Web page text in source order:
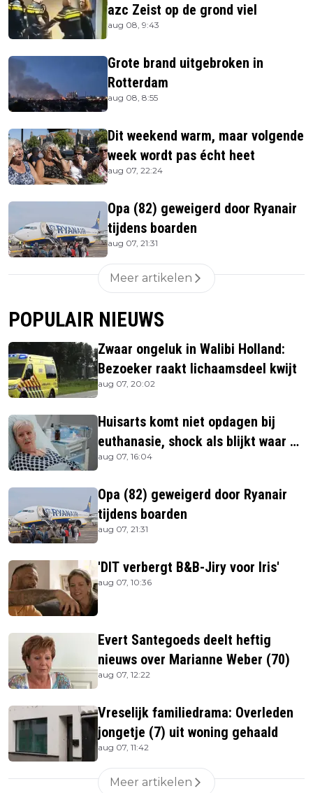
azc Zeist op de grond viel
aug 08, 9:43
Grote brand uitgebroken in
Rotterdam
aug 08, 8:55
Dit weekend warm, maar volgende
week wordt pas écht heet
aug 07, 22:24
Opa (82) geweigerd door Ryanair
tijdens boarden
aug 07, 21:31
Meer artikelen
POPULAIR NIEUWS
Zwaar ongeluk in Walibi Holland:
Bezoeker raakt lichaamsdeel kwijt
aug 07, 20:02
Huisarts komt niet opdagen bij
euthanasie, shock als blijkt waar ze
is
aug 07, 16:04
Opa (82) geweigerd door Ryanair
tijdens boarden
aug 07, 21:31
'DIT verbergt B&B-Jiry voor Iris'
aug 07, 10:36
Evert Santegoeds deelt heftig
nieuws over Marianne Weber (70)
aug 07, 12:22
Vreselijk familiedrama: Overleden
jongetje (7) uit woning gehaald
aug 07, 11:42
Meer artikelen